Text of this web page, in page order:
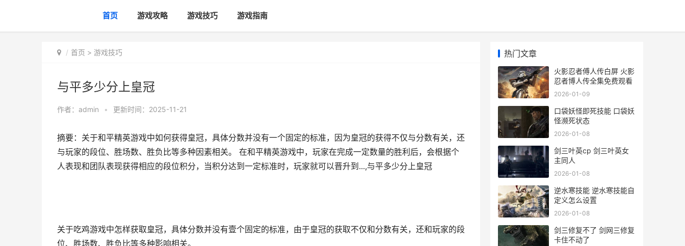
首页 游戏攻略 游戏技巧 游戏指南
首页 > 游戏技巧
与平多少分上皇冠
作者： admin • 更新时间：2025-11-21
摘要：关于和平精英游戏中如何获得皇冠，具体分数并没有一个固定的标准，因为皇冠的获得不仅与分数有关，还
与玩家的段位、胜场数、胜负比等多种因素相关。 在和平精英游戏中，玩家在完成一定数量的胜利后，会根据个
人表现和团队表现获得相应的段位积分，当积分达到一定标准时，玩家就可以晋升到...,与平多少分上皇冠
关于吃鸡游戏中怎样获取皇冠，具体分数并没有壹个固定的标准，由于皇冠的获取不仅和分数有关，还和玩家的段
位、胜场数、胜负比等多种影响相关。
热门文章
火影忍者傅人传白屏 火影
忍者博人传全集免费观看
2026-01-09
口袋妖怪即死技能 口袋妖
怪濒死状态
2026-01-08
剑三叶英cp 剑三叶英女
主同人
2026-01-08
逆水寒技能 逆水寒技能自
定义怎么设置
2026-01-08
剑三修复不了 剑网三修复
卡住不动了